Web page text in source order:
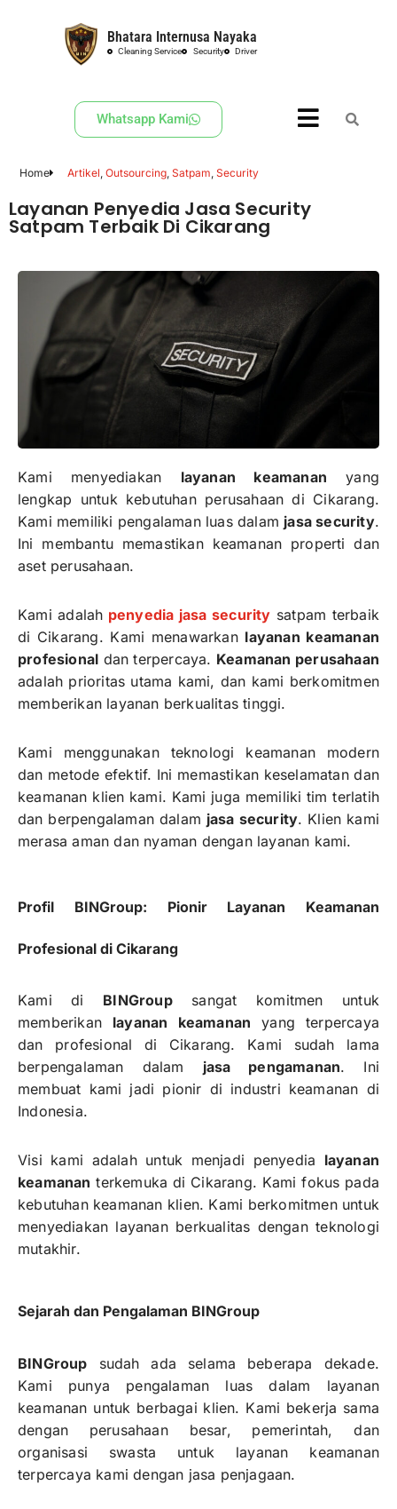
Bhatara Internusa Nayaka
Cleaning Service Security Driver
Whatsapp Kami
Home Artikel, Outsourcing, Satpam, Security
Layanan Penyedia Jasa Security
Satpam Terbaik Di Cikarang
Kami menyediakan layanan keamanan yang
lengkap untuk kebutuhan perusahaan di Cikarang.
Kami memiliki pengalaman luas dalam jasa security.
Ini membantu memastikan keamanan properti dan
aset perusahaan.
Kami adalah penyedia jasa security satpam terbaik
di Cikarang. Kami menawarkan layanan keamanan
profesional dan terpercaya. Keamanan perusahaan
adalah prioritas utama kami, dan kami berkomitmen
memberikan layanan berkualitas tinggi.
Kami menggunakan teknologi keamanan modern
dan metode efektif. Ini memastikan keselamatan dan
keamanan klien kami. Kami juga memiliki tim terlatih
dan berpengalaman dalam jasa security. Klien kami
merasa aman dan nyaman dengan layanan kami.
Profil BINGroup: Pionir Layanan Keamanan
Profesional di Cikarang
Kami di BINGroupsangat komitmen untuk
memberikan layanan keamanan yang terpercaya
dan profesional di Cikarang. Kami sudah lama
berpengalaman dalam jasa pengamanan. Ini
membuat kami jadi pionir di industri keamanan di
Indonesia.
Visi kami adalah untuk menjadi penyedia layanan
keamanan terkemuka di Cikarang. Kami fokus pada
kebutuhan keamanan klien. Kami berkomitmen untuk
menyediakan layanan berkualitas dengan teknologi
mutakhir.
Sejarah dan Pengalaman BINGroup
BINGroup sudah ada selama beberapa dekade.
Kami punya pengalaman luas dalam layanan
keamanan untuk berbagai klien. Kami bekerja sama
dengan perusahaan besar, pemerintah, dan
organisasi swasta untuk layanan keamanan
terpercaya kami dengan jasa penjagaan.